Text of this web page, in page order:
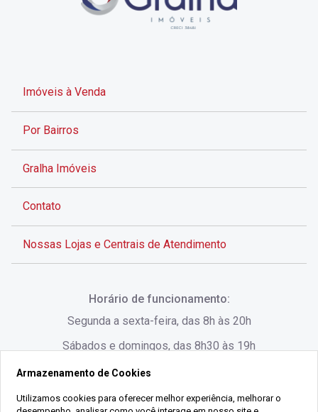
Imóveis à Venda
Por Bairros
Gralha Imóveis
Contato
Nossas Lojas e Centrais de Atendimento
Rua Lauro Linhares, 1080 - Trindade, Florianópolis -
SC
Horário de funcionamento:
Segunda a sexta-feira, das 8h às 20h
Sábados e domingos, das 8h30 às 19h
Armazenamento de Cookies
Utilizamos cookies para oferecer melhor experiência, melhorar o